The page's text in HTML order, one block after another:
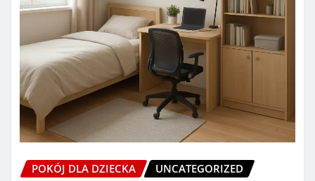
POKÓJ DLA DZIECKA UNCATEGORIZED